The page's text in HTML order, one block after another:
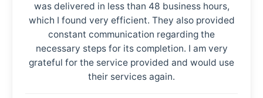
was delivered in less than 48 business hours,
which I found very efficient. They also provided
constant communication regarding the
necessary steps for its completion. I am very
grateful for the service provided and would use
their services again.